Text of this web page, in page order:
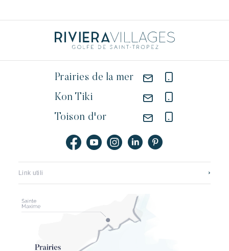
Prairies de la mer
Kon Tiki
Toison d'or
Link utili
Reclutamento